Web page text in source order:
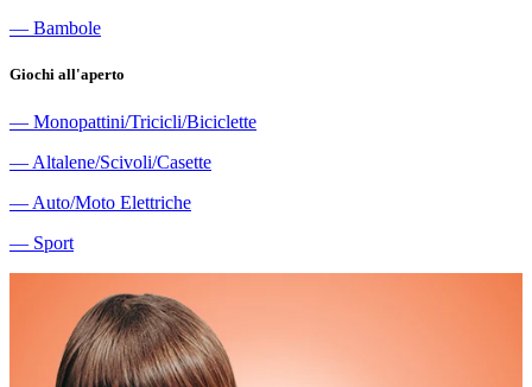
― Bambole
Giochi all'aperto
― Monopattini/Tricicli/Biciclette
― Altalene/Scivoli/Casette
― Auto/Moto Elettriche
― Sport